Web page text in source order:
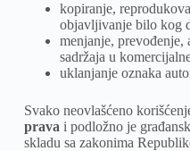
kopiranje,
objavljivanje bilo kog
menjanje, prevođenje,
sadržaja u
uklanjanje oznaka
Svako neovlašćeno
prava i podložno je
skladu sa zakonima